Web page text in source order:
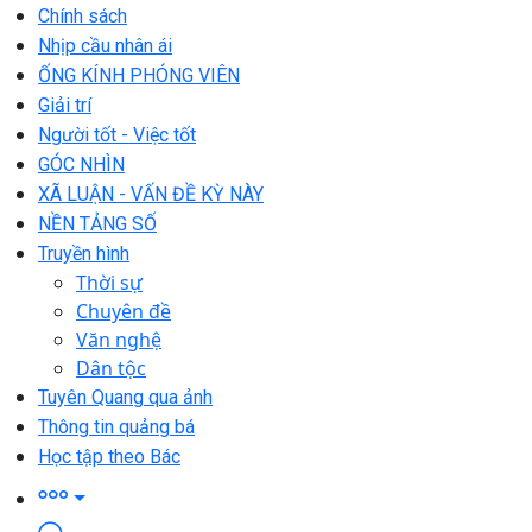
Chính sách
Nhịp cầu nhân ái
ỐNG KÍNH PHÓNG VIÊN
Giải trí
Người tốt - Việc tốt
GÓC NHÌN
XÃ LUẬN - VẤN ĐỀ KỲ NÀY
NỀN TẢNG SỐ
Truyền hình
Thời sự
Chuyên đề
Văn nghệ
Dân tộc
Tuyên Quang qua ảnh
Thông tin quảng bá
Học tập theo Bác